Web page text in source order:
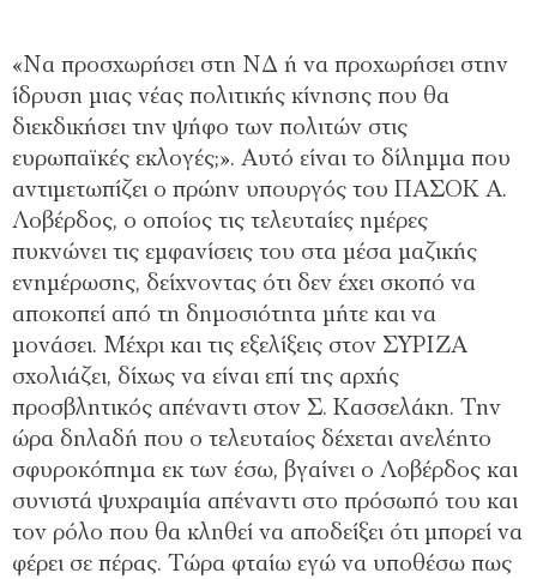
«Να προσχωρήσει στη ΝΔ ή να προχωρήσει στην
ίδρυση μιας νέας πολιτικής κίνησης που θα
διεκδικήσει την ψήφο των πολιτών στις
ευρωπαϊκές εκλογές;». Αυτό είναι το δίλημμα που
αντιμετωπίζει ο πρώην υπουργός του ΠΑΣΟΚ Α.
Λοβέρδος, ο οποίος τις τελευταίες ημέρες
πυκνώνει τις εμφανίσεις του στα μέσα μαζικής
ενημέρωσης, δείχνοντας ότι δεν έχει σκοπό να
αποκοπεί από τη δημοσιότητα μήτε και να
μονάσει. Μέχρι και τις εξελίξεις στον ΣΥΡΙΖΑ
σχολιάζει, δίχως να είναι επί της αρχής
προσβλητικός απέναντι στον Σ. Κασσελάκη. Την
ώρα δηλαδή που ο τελευταίος δέχεται ανελέητο
σφυροκόπημα εκ των έσω, βγαίνει ο Λοβέρδος και
συνιστά ψυχραιμία απέναντι στο πρόσωπό του και
τον ρόλο που θα κληθεί να αποδείξει ότι μπορεί να
φέρει σε πέρας. Τώρα φταίω εγώ να υποθέσω πως